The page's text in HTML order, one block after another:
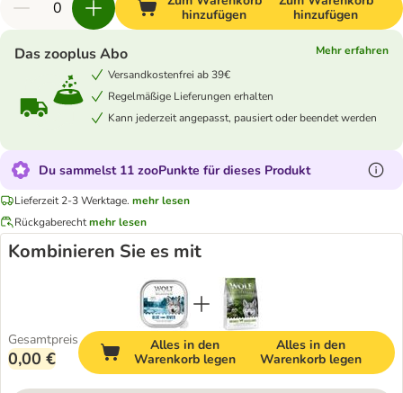
hinzufügen
hinzufügen
Das zooplus Abo
Mehr erfahren
Versandkostenfrei ab 39€
Regelmäßige Lieferungen erhalten
Kann jederzeit angepasst, pausiert oder beendet werden
Du sammelst 11 zooPunkte für dieses Produkt
Lieferzeit 2-3 Werktage. mehr lesen
Rückgaberechtmehr lesen
Kombinieren Sie es mit
Gesamtpreis
0,00 €
Alles in den
Warenkorb legen
Alles in den
Warenkorb legen